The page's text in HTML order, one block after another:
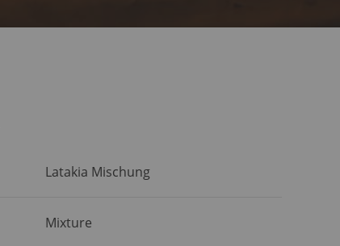
Latakia Mischung
Mixture